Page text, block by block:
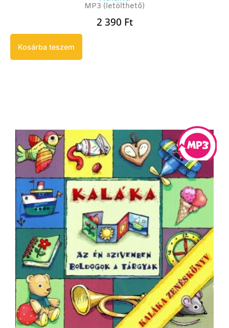
MP3 (letölthető)
2 390 Ft
Kosárba teszem